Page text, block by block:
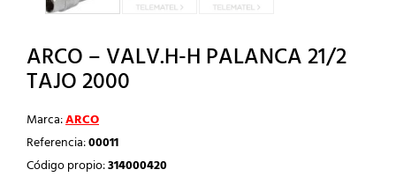
ARCO – VALV.H-H PALANCA 21/2
TAJO 2000
Marca:ARCO
Referencia:00011
Código propio:314000420